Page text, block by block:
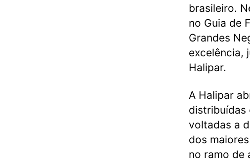
brasileiro.
no Guia de
Grandes
excelência,
Halipar.
A Halipar
distribuídas
voltadas a
dos
no ramo de